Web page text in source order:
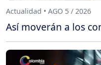
Actualidad • AGO 5 / 2026
Así moverán a los